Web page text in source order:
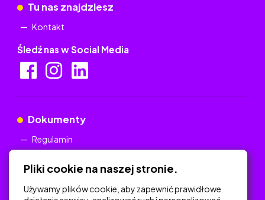
Tu nas znajdziesz
Kontakt
Śledź nas w Social Media
Dokumenty
Regulamin
Pliki cookie na naszej stronie.
Używamy plików cookie, aby zapewnić prawidłowe